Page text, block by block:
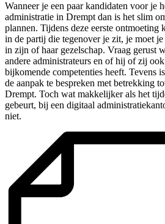
Wanneer je een paar kandidaten voor je
administratie in Drempt dan is het slim
plannen. Tijdens deze eerste ontmoeting
in de partij die tegenover je zit, je moet
in zijn of haar gezelschap. Vraag gerust
andere administrateurs en of hij of zij
bijkomende competenties heeft. Tevens
de aanpak te bespreken met betrekking
Drempt. Toch wat makkelijker als het
gebeurt, bij een digitaal
niet.